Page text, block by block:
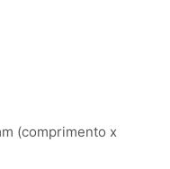
(comprimento x